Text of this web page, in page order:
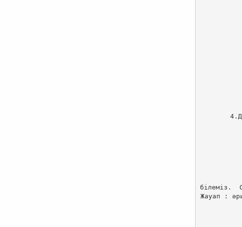
б)
білеміз.
Жауап :